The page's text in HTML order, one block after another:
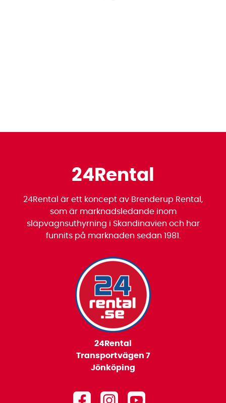
24Rental
24Rental är ett koncept av Brenderup Rental,
som är marknadsledande inom
släpvagnsuthyrning i Skandinavien och har
funnits på marknaden sedan 1981.
24Rental
Transportvägen 7
Jönköping